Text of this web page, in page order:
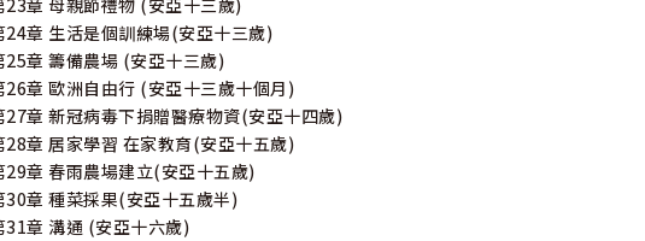
23章 母親節禮物 (安亞十三歲)
24章 生活是個訓練場(安亞十三歲)
25章 籌備農場 (安亞十三歲)
26章 歐洲自由行 (安亞十三歲十個月)
27章 新冠病毒下捐贈醫療物資(安亞十四歲)
28章 居家學習 在家教育(安亞十五歲)
29章 春雨農場建立(安亞十五歲)
30章 種菜採果(安亞十五歲半)
31章 溝通 (安亞十六歲)